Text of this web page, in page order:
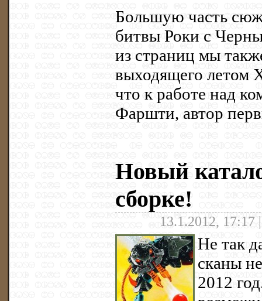
Большую часть
битвы Роки с
из страниц мы
выходящего летом
что к работе над
Фаршти, автор
Новый
сборке!
13.1.2012, 17:17
Не так
сканы
2012